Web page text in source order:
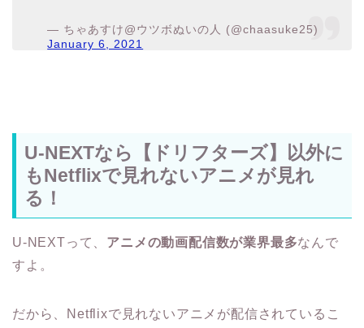
— ちゃあすけ@ウツボぬいの人 (@chaasuke25)
January 6, 2021
U-NEXTなら【ドリフターズ】以外に
もNetflixで見れないアニメが見れ
る！
U-NEXTって、 アニメの動画配信数が業界最多なんで
すよ。
だから、Netflixで見れないアニメが配信されているこ